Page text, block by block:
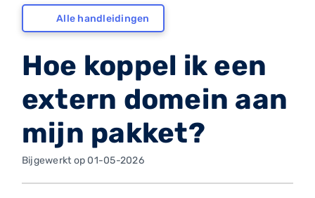
Alle handleidingen
Hoe koppel ik een
extern domein aan
mijn pakket?
Bijgewerkt op 01-05-2026